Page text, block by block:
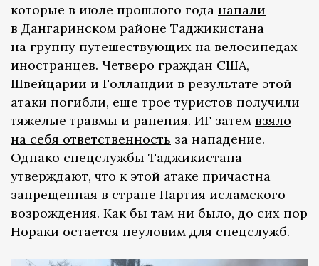
которые в июле прошлого года напали
в Дангаринском районе Таджикистана
на группу путешествующих на велосипедах
иностранцев. Четверо граждан США,
Швейцарии и Голландии в результате этой
атаки погибли, еще трое туристов получили
тяжелые травмы и ранения. ИГ затем взяло
на себя ответственность за нападение.
Однако спецслужбы Таджикистана
утверждают, что к этой атаке причастна
запрещенная в стране Партия исламского
возрождения. Как бы там ни было, до сих пор
Нораки остается неуловим для спецслужб.